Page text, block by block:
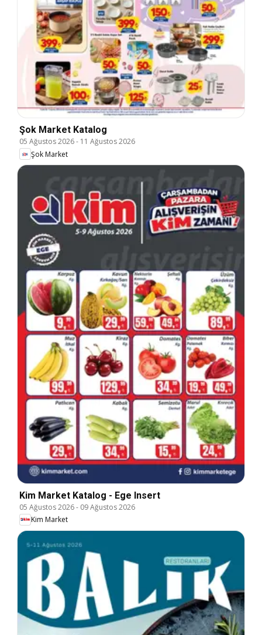
Şok Market Katalog
05 Ağustos 2026- 11 Ağustos 2026
Şok Market
Kim Market Katalog - Ege Insert
05 Ağustos 2026- 09 Ağustos 2026
Kim Market